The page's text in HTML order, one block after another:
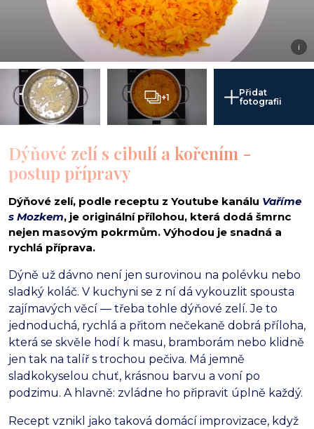
i
+1
Přidat
fotografii
Dýňové zelí s cibulí a kořením -
postup přípravy
Dýňové zelí, podle receptu z Youtube kanálu Vaříme
s Mozkem, je originální přílohou, která dodá šmrnc
nejen masovým pokrmům. Výhodou je snadná a
rychlá příprava.
Dýně už dávno není jen surovinou na polévku nebo
sladký koláč. V kuchyni se z ní dá vykouzlit spousta
zajímavých věcí — třeba tohle dýňové zelí. Je to
jednoduchá, rychlá a přitom nečekaně dobrá příloha,
která se skvěle hodí k masu, bramborám nebo klidně
jen tak na talíř s trochou pečiva. Má jemně
sladkokyselou chuť, krásnou barvu a voní po
podzimu. A hlavně: zvládne ho připravit úplně každý.
Recept vznikl jako taková domácí improvizace, když